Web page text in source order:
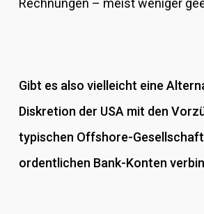
Rechnungen – meist weniger
Gibt es also vielleicht eine
Diskretion der USA mit den
typischen Offshore-
ordentlichen Bank-Konten